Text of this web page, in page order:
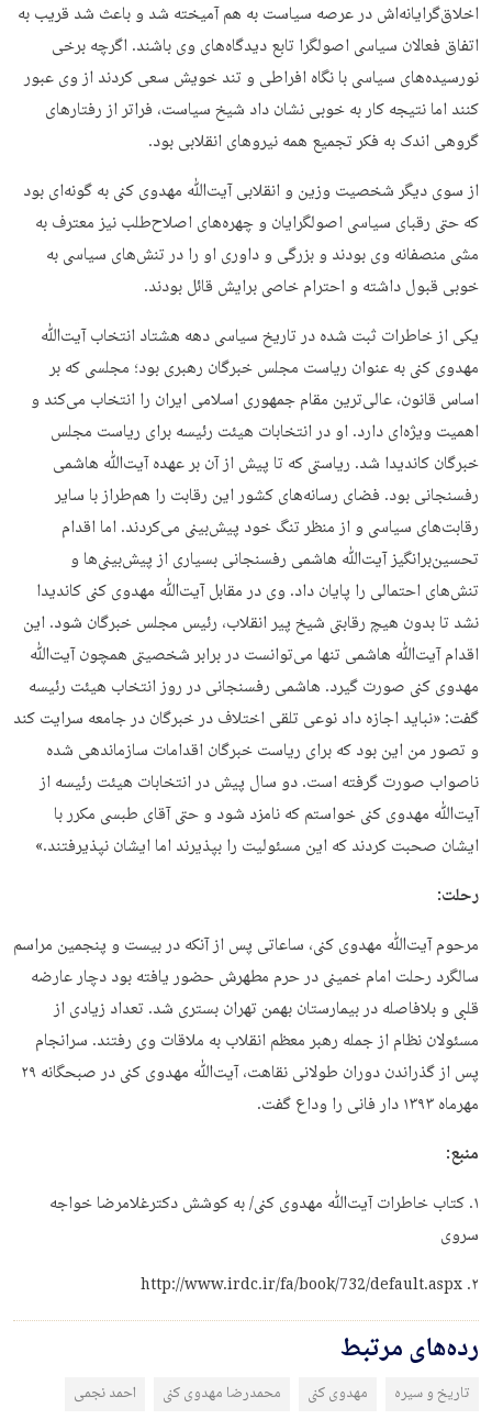
اخلاق‌گرایانه‌اش در عرصه سیاست به هم آمیخته شد و باعث شد قریب به
اتفاق فعالان سیاسی اصولگرا تابع دیدگاه‌های وی باشند. اگرچه برخی
نورسیده‌های سیاسی با نگاه افراطی و تند خویش سعی کردند از وی عبور
کنند اما نتیجه کار به خوبی نشان داد شیخ سیاست، فراتر از رفتارهای
گروهی اندک به فکر تجمیع همه نیروهای انقلابی بود.
از سوی دیگر شخصیت وزین و انقلابی آیت‌ﷲ مهدوی کنی به گونه‌ای بود
که حتی رقبای سیاسی اصولگرایان و چهره‌های اصلاح‌طلب نیز معترف به
مشی منصفانه وی بودند و بزرگی و داوری او را در تنش‌های سیاسی به
خوبی قبول داشته و احترام خاصی برایش قائل بودند.
یکی از خاطرات ثبت شده در تاریخ سیاسی دهه هشتاد انتخاب آیت‌ﷲ
مهدوی کنی به عنوان ریاست مجلس خبرگان رهبری بود؛ مجلسی که بر
اساس قانون، عالی‌ترین مقام جمهوری اسلامی ایران را انتخاب می‌کند و
اهمیت ویژه‌ای دارد. او در انتخابات هیئت رئیسه برای ریاست مجلس
خبرگان کاندیدا شد. ریاستی که تا پیش از آن بر عهده آیت‌ﷲ هاشمی
رفسنجانی بود. فضای رسانه‌های کشور این رقابت را هم‌طراز با سایر
رقابت‌های سیاسی و از منظر تنگ خود پیش‌بینی می‌کردند. اما اقدام
تحسین‌برانگیز آیت‌ﷲ هاشمی رفسنجانی بسیاری از پیش‌بینی‌ها و
تنش‌های احتمالی را پایان داد. وی در مقابل آیت‌ﷲ مهدوی کنی کاندیدا
نشد تا بدون هیچ رقابتی شیخ پیر انقلاب، رئیس مجلس خبرگان شود. این
اقدام آیت‌ﷲ هاشمی تنها می‌توانست در برابر شخصیتی همچون آیت‌ﷲ
مهدوی کنی صورت گیرد. هاشمی رفسنجانی در روز انتخاب هیئت رئیسه
گفت: «نباید اجازه داد نوعی تلقی اختلاف در خبرگان در جامعه سرایت کند
و تصور من این بود که برای ریاست خبرگان اقدامات سازماندهی شده
ناصواب صورت گرفته است. دو سال پیش در انتخابات هیئت رئیسه از
آیت‌ﷲ مهدوی کنی خواستم که نامزد شود و حتی آقای طبسی مکرر با
ایشان صحبت کردند که این مسئولیت را بپذیرند اما ایشان نپذیرفتند.»
رحلت:
مرحوم آیت‌ﷲ مهدوی کنی، ساعاتی پس از آنکه در بیست و پنجمین مراسم
سالگرد رحلت امام خمینی در حرم مطهرش حضور یافته بود دچار عارضه
قلبی و بلافاصله در بیمارستان بهمن تهران بستری شد. تعداد زیادی از
مسئولان نظام از جمله رهبر معظم انقلاب به ملاقات وی رفتند. سرانجام
پس از گذراندن دوران طولانی نقاهت، آیت‌ﷲ مهدوی کنی در صبحگانه ۲۹
مهرماه ۱۳۹۳ دار فانی را وداع گفت.
منبع:
۱. کتاب خاطرات آیت‌ﷲ مهدوی کنی/ به کوشش دکترغلامرضا خواجه
سروی
۲. http://www.irdc.ir/fa/book/732/default.aspx
رده‌های مرتبط
تاریخ و سیره مهدوی کنی محمدرضا مهدوی کنی احمد نجمی